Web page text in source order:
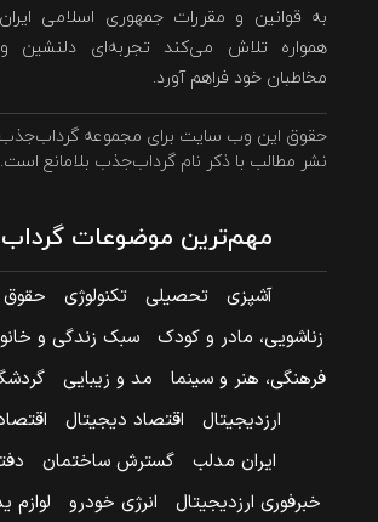
به قوانین و مقررات جمهوری اسلامی
همواره تلاش می‌کند تجربه‌ای دلنشین و
مخاطبان خود فراهم آورد.
حقوق این وب سایت برای مجموعه
نشر مطالب با ذکر نام گرداب‌جذب بلامانع است.
مهم‌ترین موضوعات
آشپزی تحصیلی تکنولوژی
زناشویی، مادر و کودک
سبک زندگی و
فرهنگی، هنر و سینما
مد و زیبایی
ارزدیجیتال
اقتصاد دیجیتال
ایران مدلب
گسترش ساختمان
خبرفوری ارزدیجیتال
انرژی خودرو لوازم